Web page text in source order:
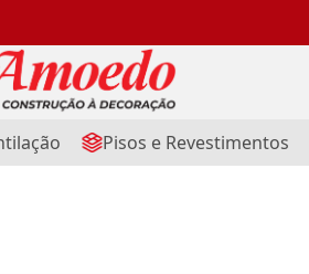
Pisos e Revestimentos